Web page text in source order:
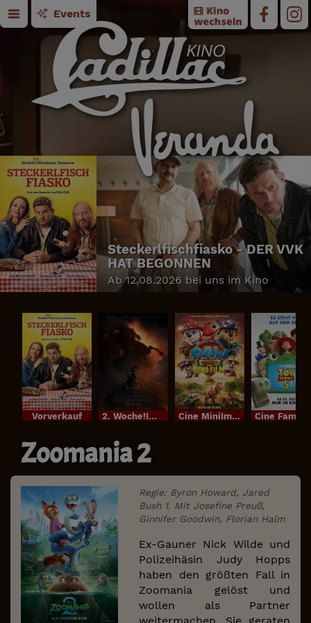
Events
Steckerlfischfiasko - DER VVK
HAT BEGONNEN
Ab 12.08.2026 bei uns im Kino
Vorverkauf 2. Woche!Im Bundesstart Cine MiniIm Bundesstart
Zoomania 2
Regie: Byron Howard, Jared
Bush 1. Mit Josefine Preuß,
Ginnifer Goodwin, Florian Halm
Ex-Gauner Nick Wilde und
Polizeihäsin Judy Hopps
haben den größten Fall in
Zoomania gelöst und
wollen als Partner